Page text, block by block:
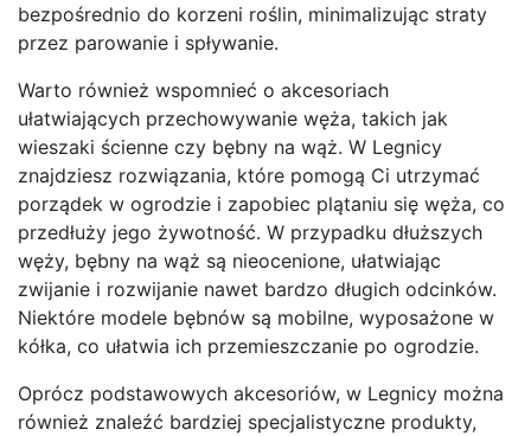
bezpośrednio do korzeni roślin, minimalizując straty
przez parowanie i spływanie.
Warto również wspomnieć o akcesoriach
ułatwiających przechowywanie węża, takich jak
wieszaki ścienne czy bębny na wąż. W Legnicy
znajdziesz rozwiązania, które pomogą Ci utrzymać
porządek w ogrodzie i zapobiec plątaniu się węża, co
przedłuży jego żywotność. W przypadku dłuższych
węży, bębny na wąż są nieocenione, ułatwiając
zwijanie i rozwijanie nawet bardzo długich odcinków.
Niektóre modele bębnów są mobilne, wyposażone w
kółka, co ułatwia ich przemieszczanie po ogrodzie.
Oprócz podstawowych akcesoriów, w Legnicy można
również znaleźć bardziej specjalistyczne produkty,